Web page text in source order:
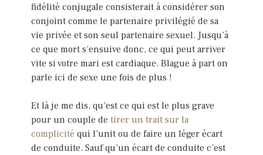
fidélité conjugale consisterait à considérer son
conjoint comme le partenaire privilégié de sa
vie privée et son seul partenaire sexuel. Jusqu’à
ce que mort s’ensuive donc, ce qui peut arriver
vite si votre mari est cardiaque. Blague à part on
parle ici de sexe une fois de plus !
Et là je me dis, qu’est ce qui est le plus grave
pour un couple de tirer un trait sur la
complicité qui l’unit ou de faire un léger écart
de conduite. Sauf qu’un écart de conduite c’est